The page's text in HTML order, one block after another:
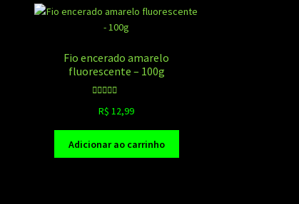
Fio encerado amarelo
fluorescente – 100g
5.00de 5
R$ 12,99
Adicionar ao carrinho